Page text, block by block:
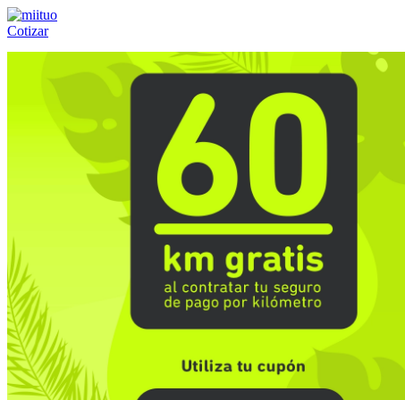
Cotizar
(55) 84-21-05-00ó800-953-00-59